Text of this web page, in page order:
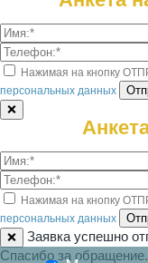
Нажимая на кнопку
персональных данных
❌
Нажимая на кнопку
персональных данных
❌
Заявка успешно
Спасибо за обращение.